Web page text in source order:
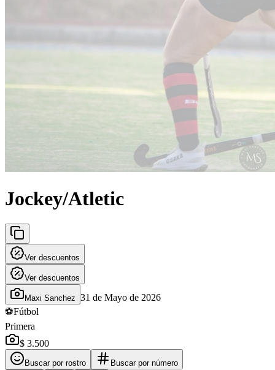
Jockey/Atletic
Ver descuentos
Ver descuentos
Maxi Sanchez 31 de Mayo de 2026
⚽Fútbol
Primera
$ 3.500
Buscar por rostro
Buscar por número